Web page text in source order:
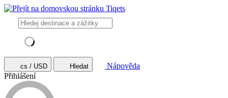
cs / USD Hledat
Nápověda
Přihlášení